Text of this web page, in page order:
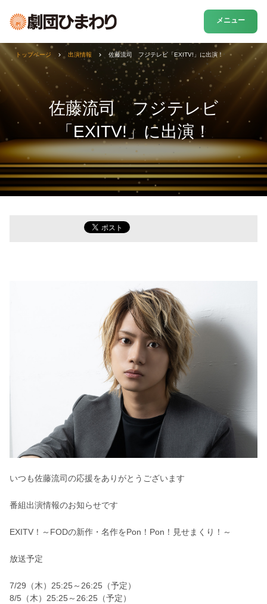
メニュー
佐藤流司 フジテレビ
「EXITV!」に出演！
トップページ 出演情報 佐藤流司 フジテレビ「EXITV!」に出演！
いつも佐藤流司の応援をありがとうございます
番組出演情報のお知らせです
EXITV！～FODの新作・名作をPon！Pon！見せまくり！～
放送予定
7/29（木）25:25～26:25（予定）
8/5（木）25:25～26:25（予定）